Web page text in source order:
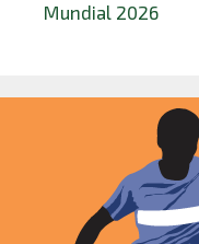
Mundial 2026